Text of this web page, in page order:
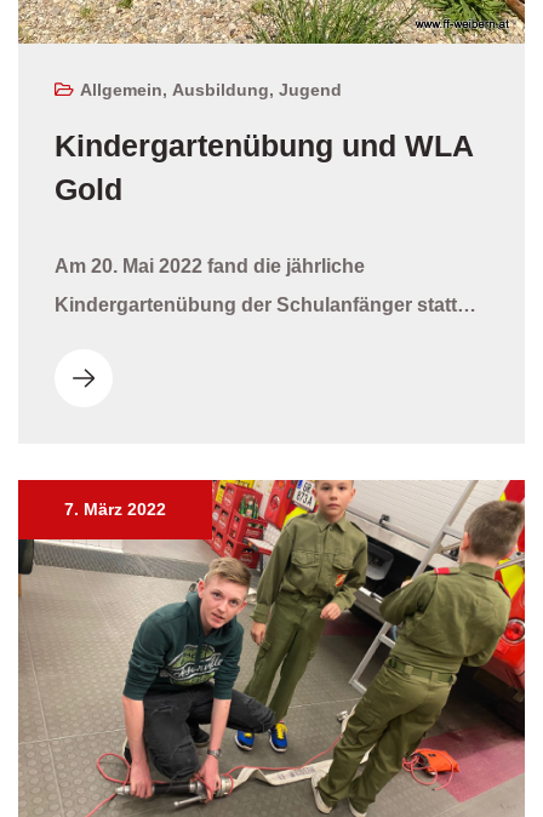
Allgemein, Ausbildung, Jugend
Kindergartenübung und WLA
Gold
Am 20. Mai 2022 fand die jährliche
Kindergartenübung der Schulanfänger statt…
7. März 2022